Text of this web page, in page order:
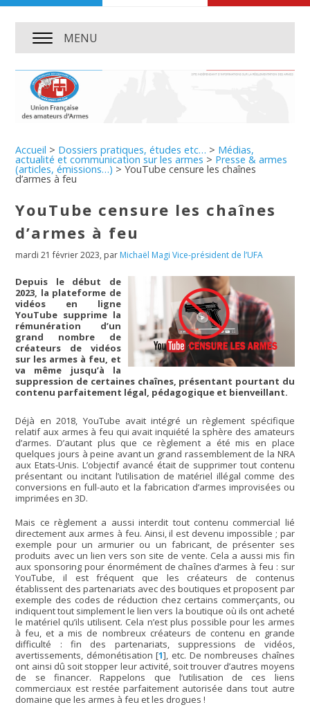
MENU
Accueil > Dossiers pratiques, études etc… > Médias,
actualité et communication sur les armes > Presse & armes
(articles, émissions…) >YouTube censure les chaînes
d’armes à feu
YouTube censure les chaînes
d’armes à feu
mardi 21 février 2023, par Michaël Magi Vice-président de l’UFA
Depuis le début de
2023, la plateforme de
vidéos en ligne
YouTube supprime la
rémunération d’un
grand nombre de
créateurs de vidéos
sur les armes à feu, et
va même jusqu’à la
suppression de certaines chaînes, présentant pourtant du
contenu parfaitement légal, pédagogique et bienveillant.
Déjà en 2018, YouTube avait intégré un règlement spécifique
relatif aux armes à feu qui avait inquiété la sphère des amateurs
d’armes. D’autant plus que ce règlement a été mis en place
quelques jours à peine avant un grand rassemblement de la NRA
aux Etats-Unis. L’objectif avancé était de supprimer tout contenu
présentant ou incitant l’utilisation de matériel illégal comme des
conversions en full-auto et la fabrication d’armes improvisées ou
imprimées en 3D.
Mais ce règlement a aussi interdit tout contenu commercial lié
directement aux armes à feu. Ainsi, il est devenu impossible ; par
exemple pour un armurier ou un fabricant, de présenter ses
produits avec un lien vers son site de vente. Cela a aussi mis fin
aux sponsoring pour énormément de chaînes d’armes à feu : sur
YouTube, il est fréquent que les créateurs de contenus
établissent des partenariats avec des boutiques et proposent par
exemple des codes de réduction chez certains commerçants, ou
indiquent tout simplement le lien vers la boutique où ils ont acheté
le matériel qu’ils utilisent. Cela n’est plus possible pour les armes
à feu, et a mis de nombreux créateurs de contenu en grande
difficulté : fin des partenariats, suppressions de vidéos,
avertissements, démonétisation [1], etc. De nombreuses chaînes
ont ainsi dû soit stopper leur activité, soit trouver d’autres moyens
de se financer. Rappelons que l’utilisation de ces liens
commerciaux est restée parfaitement autorisée dans tout autre
domaine que les armes à feu et les drogues !